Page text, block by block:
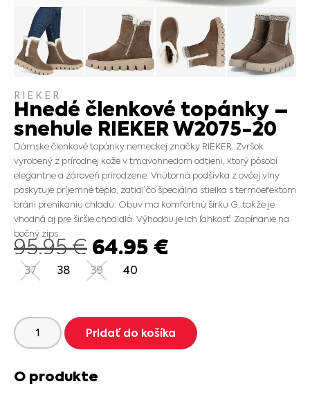
RIEKER
Hnedé členkové topánky –
snehule RIEKER W2075-20
Dámske členkové topánky nemeckej značky RIEKER. Zvršok
vyrobený z prírodnej kože v tmavohnedom odtieni, ktorý pôsobí
elegantne a zároveň prirodzene. Vnútorná podšívka z ovčej vlny
poskytuje príjemné teplo, zatiaľ čo špeciálna stielka s termoefektom
bráni prenikaniu chladu. Obuv ma komfortnú šírku G, takže je
vhodná aj pre širšie chodidlá. Výhodou je ich ľahkosť. Zapínanie na
bočný zips.
95.95€ 64.95€
37 38 39 40
Pridať do košíka
O produkte